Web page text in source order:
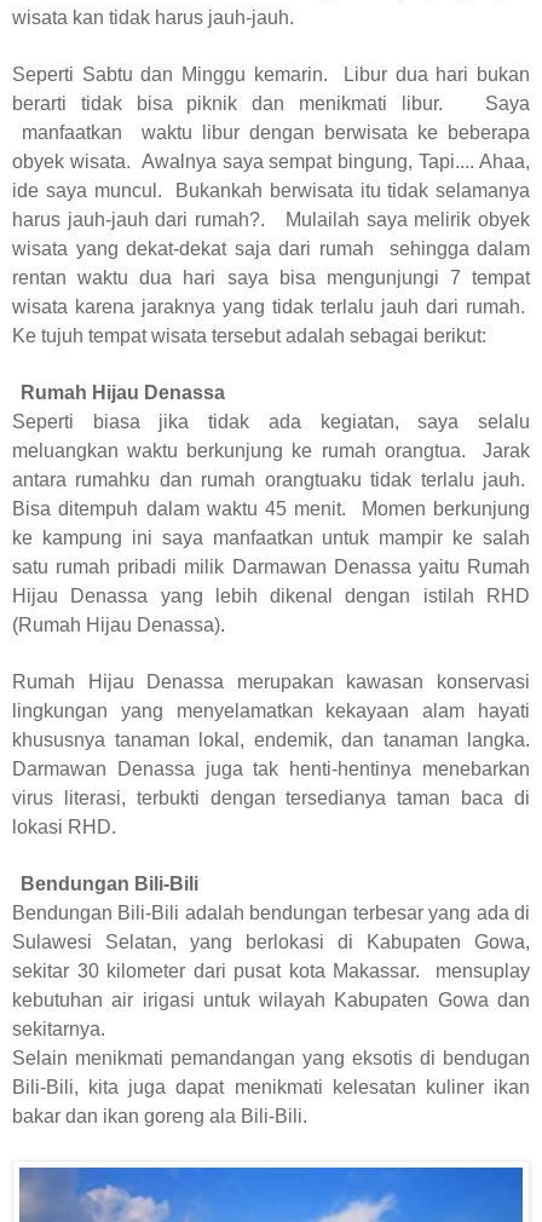
wisata kan tidak harus jauh-jauh.
Seperti Sabtu dan Minggu kemarin. Libur dua hari bukan
berarti tidak bisa piknik dan menikmati libur. Saya
manfaatkan waktu libur dengan berwisata ke beberapa
obyek wisata. Awalnya saya sempat bingung, Tapi.... Ahaa,
ide saya muncul. Bukankah berwisata itu tidak selamanya
harus jauh-jauh dari rumah?. Mulailah saya melirik obyek
wisata yang dekat-dekat saja dari rumah sehingga dalam
rentan waktu dua hari saya bisa mengunjungi 7 tempat
wisata karena jaraknya yang tidak terlalu jauh dari rumah.
Ke tujuh tempat wisata tersebut adalah sebagai berikut:
Rumah Hijau Denassa
Seperti biasa jika tidak ada kegiatan, saya selalu
meluangkan waktu berkunjung ke rumah orangtua. Jarak
antara rumahku dan rumah orangtuaku tidak terlalu jauh.
Bisa ditempuh dalam waktu 45 menit. Momen berkunjung
ke kampung ini saya manfaatkan untuk mampir ke salah
satu rumah pribadi milik Darmawan Denassa yaitu Rumah
Hijau Denassa yang lebih dikenal dengan istilah RHD
(Rumah Hijau Denassa).
Rumah Hijau Denassa merupakan kawasan konservasi
lingkungan yang menyelamatkan kekayaan alam hayati
khususnya tanaman lokal, endemik, dan tanaman langka.
Darmawan Denassa juga tak henti-hentinya menebarkan
virus literasi, terbukti dengan tersedianya taman baca di
lokasi RHD.
Bendungan Bili-Bili
Bendungan Bili-Bili adalah bendungan terbesar yang ada di
Sulawesi Selatan, yang berlokasi di Kabupaten Gowa,
sekitar 30 kilometer dari pusat kota Makassar. mensuplay
kebutuhan air irigasi untuk wilayah Kabupaten Gowa dan
sekitarnya.
Selain menikmati pemandangan yang eksotis di bendugan
Bili-Bili, kita juga dapat menikmati kelesatan kuliner ikan
bakar dan ikan goreng ala Bili-Bili.